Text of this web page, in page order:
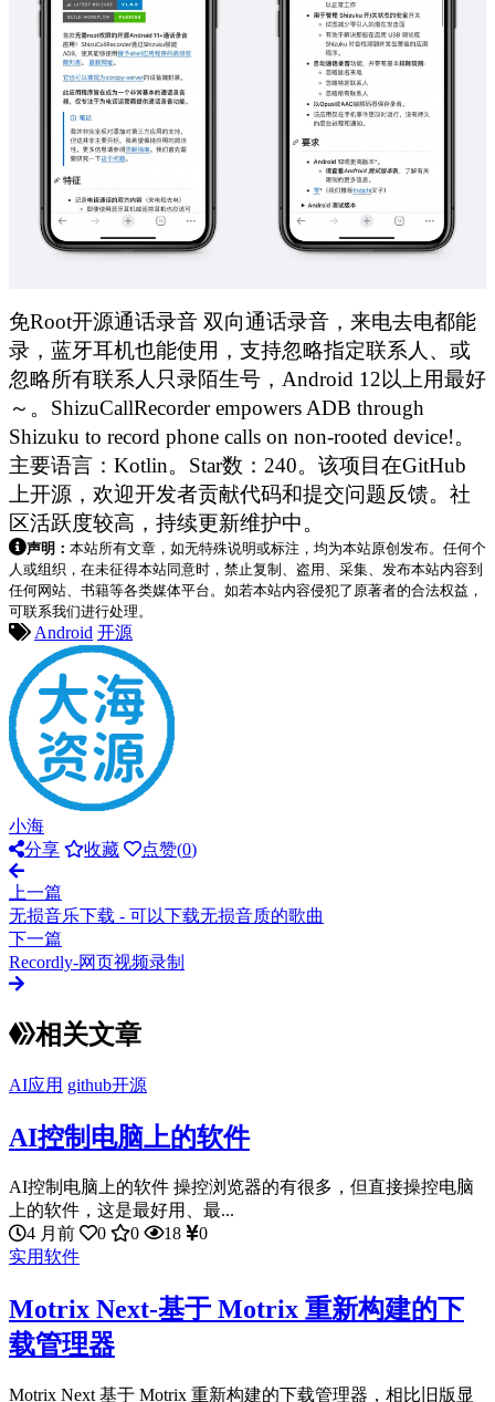
免Root开源通话录音 双向通话录音，来电去电都能
录，蓝牙耳机也能使用，支持忽略指定联系人、或
忽略所有联系人只录陌生号，Android 12以上用最好
～。ShizuCallRecorder empowers ADB through
Shizuku to record phone calls on non-rooted device!。
主要语言：Kotlin。Star数：240。该项目在GitHub
上开源，欢迎开发者贡献代码和提交问题反馈。社
区活跃度较高，持续更新维护中。
声明： 本站所有文章，如无特殊说明或标注，均为本站原创发布。任何个
人或组织，在未征得本站同意时，禁止复制、盗用、采集、发布本站内容到
任何网站、书籍等各类媒体平台。如若本站内容侵犯了原著者的合法权益，
可联系我们进行处理。
Android 开源
小海
分享
收藏 点赞(0)
上一篇
无损音乐下载 - 可以下载无损音质的歌曲
下一篇
Recordly-网页视频录制
相关文章
AI应用 github开源
AI控制电脑上的软件
AI控制电脑上的软件 操控浏览器的有很多，但直接操控电脑
上的软件，这是最好用、最...
4 月前
0 0 18
0
实用软件
Motrix Next-基于 Motrix 重新构建的下
载管理器
Motrix Next 基于 Motrix 重新构建的下载管理器，相比旧版显